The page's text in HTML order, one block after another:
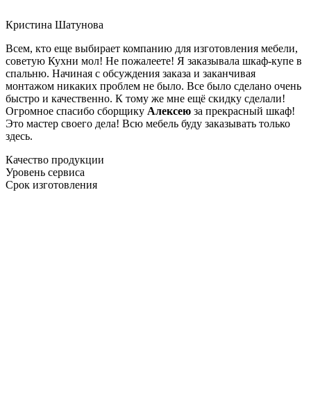
Кристина Шатунова
Всем, кто еще выбирает компанию для изготовления мебели,
советую Кухни мол! Не пожалеете! Я заказывала шкаф-купе в
спальню. Начиная с обсуждения заказа и заканчивая
монтажом никаких проблем не было. Все было сделано очень
быстро и качественно. К тому же мне ещё скидку сделали!
Огромное спасибо сборщику Алексею за прекрасный шкаф!
Это мастер своего дела! Всю мебель буду заказывать только
здесь.
Качество продукции
Уровень сервиса
Срок изготовления